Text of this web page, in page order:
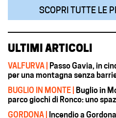
SCOPRI TUTTE LE
ULTIMI ARTICOLI
VALFURVA |
Passo Gavia, in
per una montagna senza
BUGLIO IN MONTE |
Buglio in
parco giochi di Ronco: uno
GORDONA |
Incendio a